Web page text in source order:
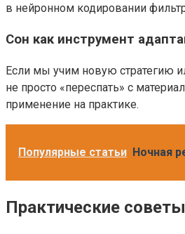
в нейронном кодировании
Сон как инструмент
Если мы учим новую стратегию
не просто «переспать» с
применение на практике.
Популярные статьи Ночная
Практические